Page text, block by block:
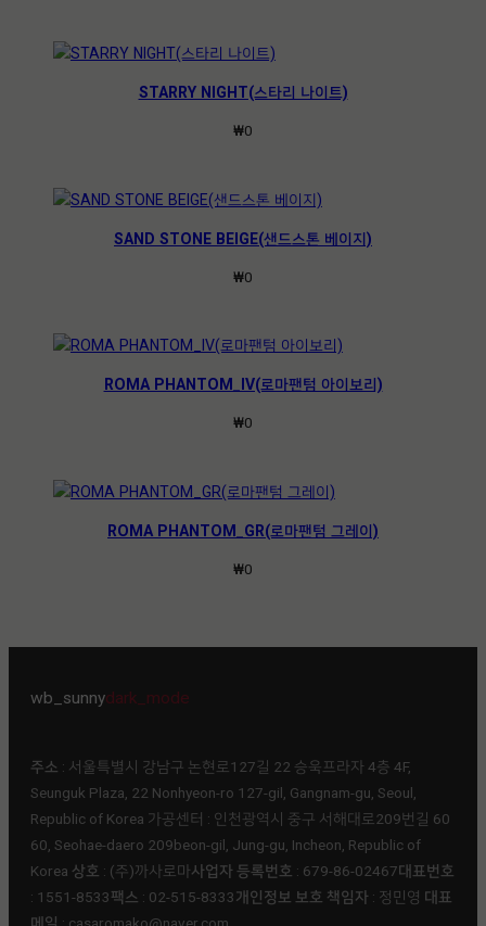
STARRY NIGHT(스타리 나이트)
₩0
SAND STONE BEIGE(샌드스톤 베이지)
₩0
ROMA PHANTOM_IV(로마팬텀 아이보리)
₩0
ROMA PHANTOM_GR(로마팬텀 그레이)
₩0
wb_sunnydark_mode
주소 : 서울특별시 강남구 논현로127길 22 승욱프라자 4층 4F,
Seunguk Plaza, 22 Nonhyeon-ro 127-gil, Gangnam-gu, Seoul,
Republic of Korea 가공센터 : 인천광역시 중구 서해대로209번길 60
60, Seohae-daero 209beon-gil, Jung-gu, Incheon, Republic of
Korea 상호 : (주)까사로마ㅤ사업자 등록번호 : 679-86-02467ㅤ대표번호
: 1551-8533ㅤ팩스 : 02-515-8333ㅤ개인정보 보호 책임자 : 정민영 ㅤ 대표